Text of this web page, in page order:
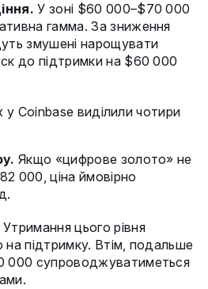
У зоні $60 000–$70 000
гамма. За зниження
змушені нарощувати
до підтримки на $60 000
у Coinbase виділили чотири
Якщо «цифрове золото» не
000, ціна ймовірно
Утримання цього рівня
на підтримку. Втім, подальше
000 супроводжуватиметься